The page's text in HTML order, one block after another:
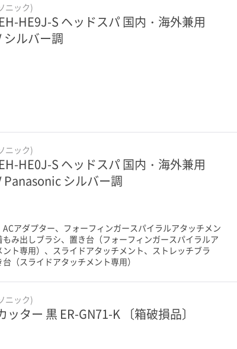
ニック)
EH-HE9J-S ヘッドスパ 国内・海外兼用
シルバー調
ニック)
EH-HE0J-S ヘッドスパ 国内・海外兼用
Panasonic シルバー調
ACアダプター、フォーフィンガースパイラルアタッチメン
もみ出しブラシ、置き台（フォーフィンガースパイラルア
ント専用）、スライドアタッチメント、ストレッチブラ
（スライドアタッチメント専用）
ニック)
ター 黒 ER-GN71-K 〔箱破損品〕